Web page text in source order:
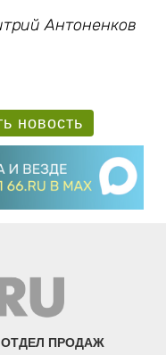
Антоненков
новость
ОТДЕЛ ПРОДАЖ